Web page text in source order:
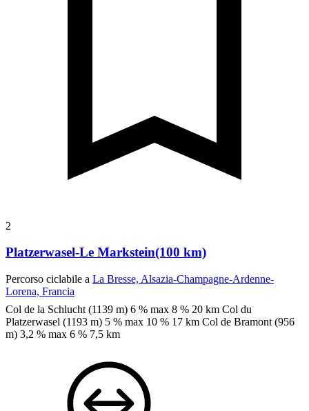
2
Platzerwasel-Le Markstein(100 km)
Percorso ciclabile a La Bresse, Alsazia-Champagne-Ardenne-
Lorena, Francia
Col de la Schlucht (1139 m) 6 % max 8 % 20 km Col du
Platzerwasel (1193 m) 5 % max 10 % 17 km Col de Bramont (956
m) 3,2 % max 6 % 7,5 km